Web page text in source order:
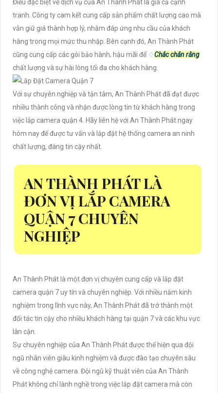
Điều đặc biệt về dịch vụ của An Thành Phát là giá cả cạnh
tranh. Công ty cam kết cung cấp sản phẩm chất lượng cao mà
vẫn giữ giá thành hợp lý, nhằm đáp ứng nhu cầu của khách
hàng trong mọi mức thu nhập. Bên cạnh đó, An Thành Phát
cũng cung cấp các gói bảo hành, hậu mãi để ♢Chắc chắn rằng
chất lượng và sự hài lòng tối đa cho khách hàng.
Với sự chuyên nghiệp và tận tâm, An Thành Phát đã đạt được
nhiều thành công và nhận được lòng tin từ khách hàng trong
việc lắp camera quận 4. Hãy liên hệ với An Thành Phát ngay
hôm nay để được tư vấn và lắp đặt hệ thống camera an ninh
chất lượng, đáng tin cậy nhất.
AN THÀNH PHÁT LÀ
ĐƠN VỊ LẮP CAMERA
QUẬN 7 CHUYÊN
NGHIỆP
An Thành Phát là một đơn vị chuyên cung cấp và lắp đặt
camera quận 7 uy tín và chuyên nghiệp. Với nhiều năm kinh
nghiệm trong lĩnh vực này, An Thành Phát đã trở thành một
đối tác tin cậy cho nhiều khách hàng tại quận 7 và các khu vực
lân cận.
Sự chuyên nghiệp của An Thành Phát được thể hiện qua đội
ngũ nhân viên giàu kinh nghiệm và được đào tạo chuyên sâu
về công nghệ camera. Đội ngũ kỹ thuật viên của An Thành
Phát không chỉ lành nghề trong việc lắp đặt camera mà còn